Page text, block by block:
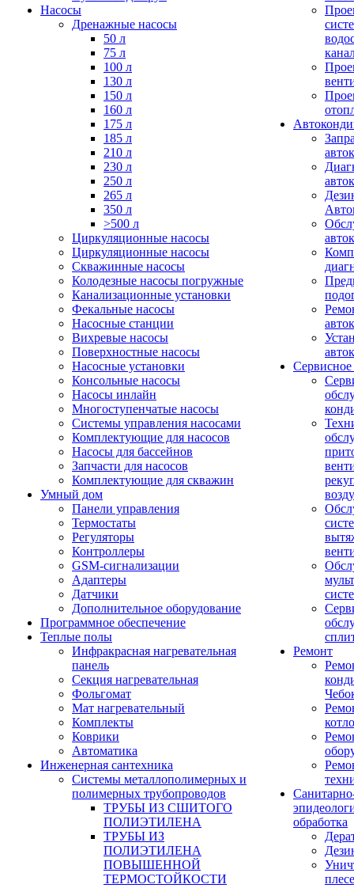
Насосы
Дренажные насосы
50 л
75 л
100 л
130 л
150 л
160 л
175 л
185 л
210 л
230 л
250 л
265 л
350 л
>500 л
Циркуляционные насосы
Циркуляционные насосы
Скважинные насосы
Колодезные насосы погружные
Канализационные установки
Фекальные насосы
Насосные станции
Вихревые насосы
Поверхностные насосы
Насосные установки
Консольные насосы
Насосы инлайн
Многоступенчатые насосы
Системы управления насосами
Комплектующие для насосов
Насосы для бассейнов
Запчасти для насосов
Комплектующие для скважин
Умный дом
Панели управления
Термостаты
Регуляторы
Контроллеры
GSM-сигнализации
Адаптеры
Датчики
Дополнительное оборудование
Программное обеспечение
Теплые полы
Инфракрасная нагревательная
панель
Секция нагревательная
Фольгомат
Мат нагревательный
Комплекты
Коврики
Автоматика
Инженерная сантехника
Системы металлополимерных и
полимерных трубопроводов
ТРУБЫ ИЗ СШИТОГО
ПОЛИЭТИЛЕНА
ТРУБЫ ИЗ
ПОЛИЭТИЛЕНА
ПОВЫШЕННОЙ
ТЕРМОСТОЙКОСТИ
Ремонт
обработка